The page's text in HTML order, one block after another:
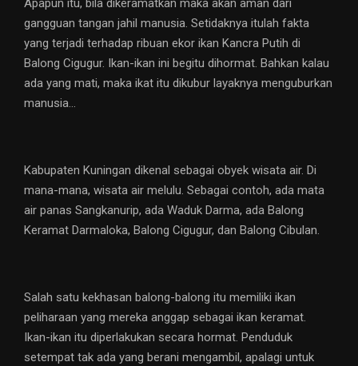
Apapun itu, bila dikeramatkan maka akan aman dari
gangguan tangan jahil manusia. Setidaknya itulah fakta
yang terjadi terhadap ribuan ekor ikan Kancra Putih di
Balong Cigugur. Ikan-ikan ini begitu dihormat. Bahkan kalau
ada yang mati, maka ikat itu dikubur layaknya menguburkan
manusia…
Kabupaten Kuningan dikenal sebagai obyek wisata air. Di
mana-mana, wisata air melulu. Sebagai contoh, ada mata
air panas Sangkanurip, ada Waduk Darma, ada Balong
Keramat Darmaloka, Balong Cigugur, dan Balong Cibulan.
Salah satu kekhasan balong-balong itu memiliki ikan
peliharaan yang mereka anggap sebagai ikan keramat.
Ikan-ikan itu diperlakukan secara hormat. Penduduk
setempat tak ada yang berani mengambil, apalagi untuk